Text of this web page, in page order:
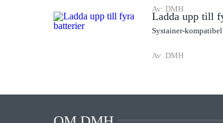
Av: DMH
Ladda upp till
Systainer-
Av: DMH